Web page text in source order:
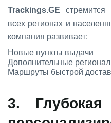
Trackings.GE
всех регионах и
компания развивает:
Новые пункты выдачи
Дополнительные
Маршруты быстрой
3. Глубокая